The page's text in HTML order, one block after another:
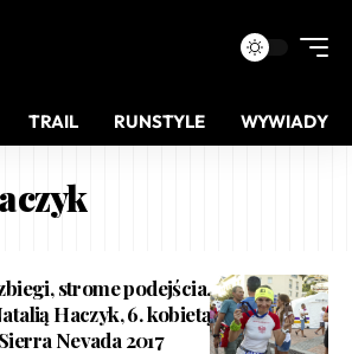
TRAIL RUNSTYLE WYWIADY
strome podejścia. Lubię takie
Haczyk, 6. kobietą na mecie 100
Nevada 2017